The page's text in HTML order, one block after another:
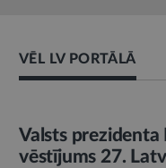
VĒL LV PORTĀLĀ
AMATPERSONAS RUNA
Valsts prezidenta
vēstījums 27.